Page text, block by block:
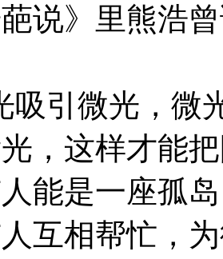
葩说》里熊浩
吸引微光，微
，这样才能
能是一座孤
互相帮忙，